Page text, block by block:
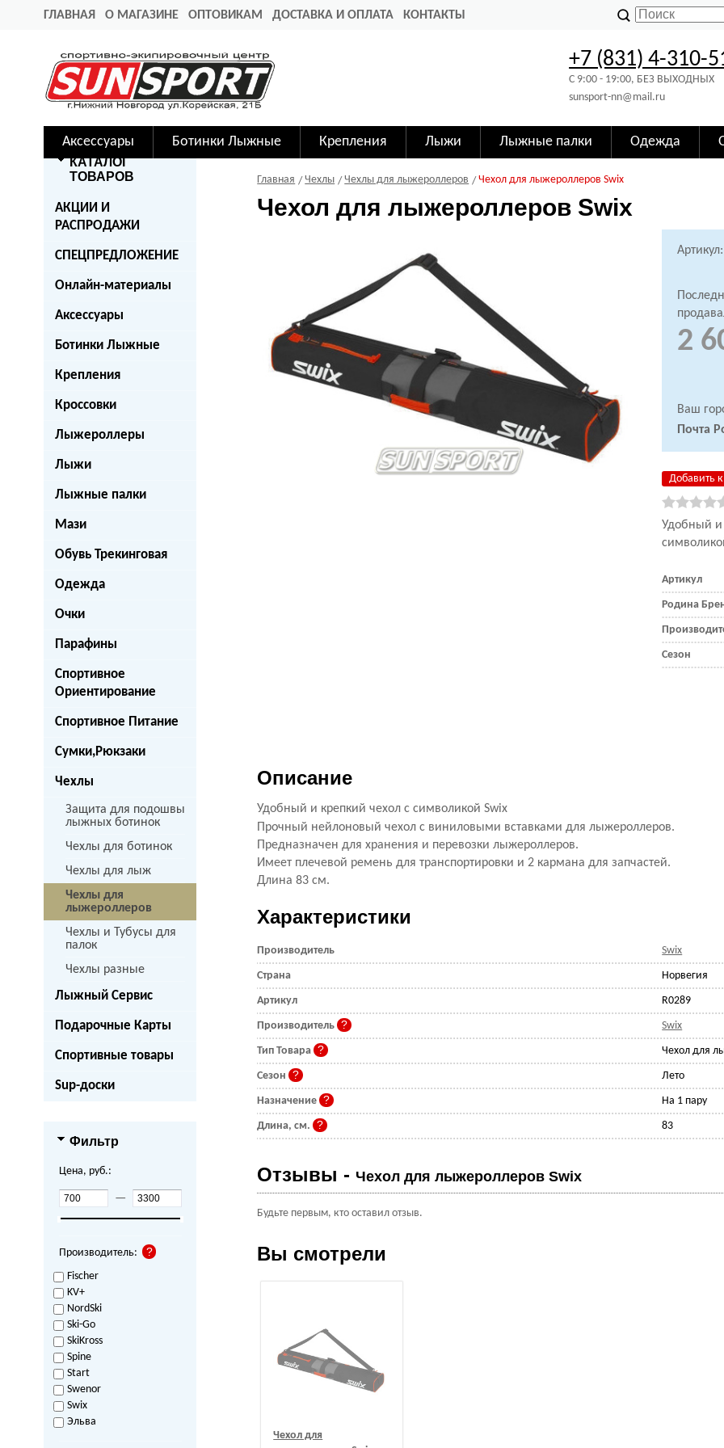
ГЛАВНАЯ О МАГАЗИНЕ ОПТОВИКАМ ДОСТАВКА И ОПЛАТА КОНТАКТЫ
+7 (831) 4-310-
C 9:00 - 19:00, БЕЗ ВЫХОДНЫХ
sunsport-nn@mail.ru
Аксессуары Ботинки Лыжные Крепления Лыжи Лыжные палки Одежда
КАТАЛОГ
ТОВАРОВ
АКЦИИ И
РАСПРОДАЖИ
СПЕЦПРЕДЛОЖЕНИЕ
Онлайн-материалы
Аксессуары
Ботинки Лыжные
Крепления
Кроссовки
Лыжероллеры
Лыжи
Лыжные палки
Мази
Обувь Трекинговая
Одежда
Очки
Парафины
Спортивное
Ориентирование
Спортивное Питание
Сумки,Рюкзаки
Чехлы
Защита для подошвы
лыжных ботинок
Чехлы для ботинок
Чехлы для лыж
Чехлы для
лыжероллеров
Чехлы и Тубусы для
палок
Чехлы разные
Лыжный Сервис
Подарочные Карты
Спортивные товары
Sup-доски
Фильтр
Цена, руб.:
—
Производитель:
Fischer
KV+
NordSki
Ski-Go
SkiKross
Spine
Start
Swenor
Swix
Эльва
Главная Чехлы Чехлы для лыжероллеров Чехол для лыжероллеров Swix
Чехол для лыжероллеров Swix
2
Ваш
Почта
Добавить
​Удобный и
Артикул
Родина
Сезон
Описание
​Удобный и крепкий чехол с символикой Swix
Прочный нейлоновый чехол с виниловыми вставками для лыжероллеров.
Предназначен для хранения и перевозки лыжероллеров.
Имеет плечевой ремень для транспортировки и 2 кармана для запчастей.
Длина 83 см.
Характеристики
Производитель Swix
Страна Норвегия
Артикул R0289
Производитель Swix
Тип Товара Чехол для
Сезон Лето
Назначение На 1 пару
Длина, см. 83
Отзывы - Чехол для лыжероллеров Swix
Будьте первым, кто оставил отзыв.
Вы смотрели
Чехол для